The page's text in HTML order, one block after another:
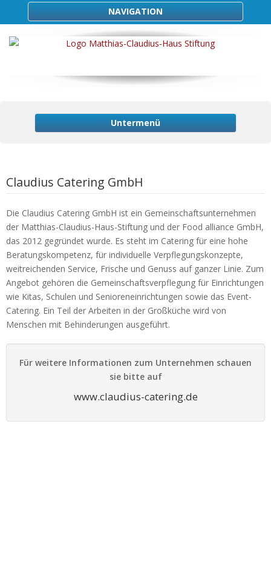
NAVIGATION
Untermenü
Claudius Catering GmbH
Die Claudius Catering GmbH ist ein Gemeinschaftsunternehmen
der Matthias-Claudius-Haus-Stiftung und der Food alliance GmbH,
das 2012 gegründet wurde. Es steht im Catering für eine hohe
Beratungskompetenz, für individuelle Verpflegungskonzepte,
weitreichenden Service, Frische und Genuss auf ganzer Linie. Zum
Angebot gehören die Gemeinschaftsverpflegung für Einrichtungen
wie Kitas, Schulen und Senioreneinrichtungen sowie das Event-
Catering. Ein Teil der Arbeiten in der Großküche wird von
Menschen mit Behinderungen ausgeführt.
Für weitere Informationen zum Unternehmen schauen
sie bitte auf
www.claudius-catering.de